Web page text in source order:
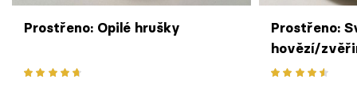
Prostřeno: Opilé hrušky
Prostřeno:
hovězí/